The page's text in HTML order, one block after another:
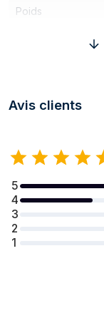
Poids
Taille de l'écran
l'écran
Forme d'écran
Avis clients
5
4
3
2
1